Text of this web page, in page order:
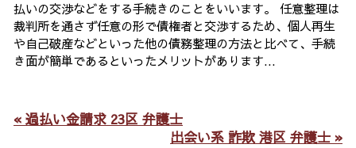
払いの交渉などをする手続きのことをいいます。 任意整理は
裁判所を通さず任意の形で債権者と交渉するため、個人再生
や自己破産などといった他の債務整理の方法と比べて、手続
き面が簡単であるといったメリットがあります...
« 過払い金請求 23区 弁護士
出会い系 詐欺 港区 弁護士 »